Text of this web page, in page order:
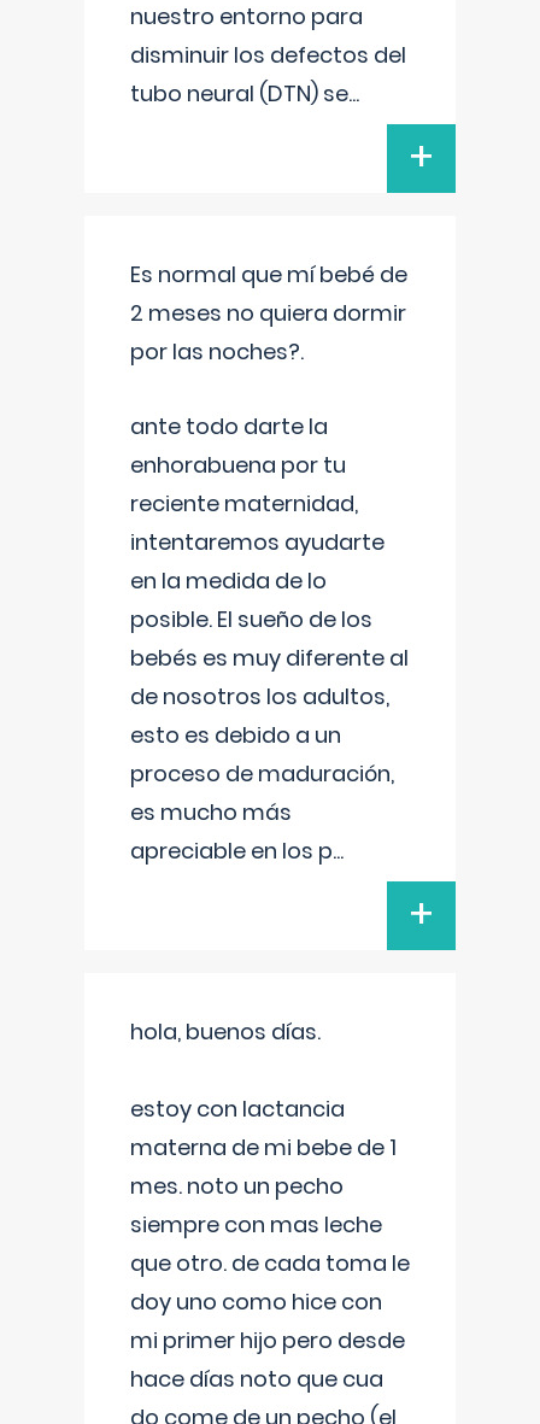
nuestro entorno para
disminuir los defectos del
tubo neural (DTN) se...
+
Es normal que mí bebé de
2 meses no quiera dormir
por las noches?.
ante todo darte la
enhorabuena por tu
reciente maternidad,
intentaremos ayudarte
en la medida de lo
posible. El sueño de los
bebés es muy diferente al
de nosotros los adultos,
esto es debido a un
proceso de maduración,
es mucho más
apreciable en los p...
+
hola, buenos días.
estoy con lactancia
materna de mi bebe de 1
mes. noto un pecho
siempre con mas leche
que otro. de cada toma le
doy uno como hice con
mi primer hijo pero desde
hace días noto que cua
do come de un pecho (el